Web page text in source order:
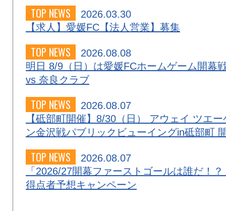
TOP NEWS
2026.03.30
【求人】愛媛FC【法人営業】募集
TOP NEWS
2026.08.08
明日 8/9（日）は愛媛FCホームゲーム開幕
vs 奈良クラブ
TOP NEWS
2026.08.07
【砥部町開催】8/30（日） アウェイ ツエー
ン金沢戦パブリックビューイングin砥部町
TOP NEWS
2026.08.07
「2026/27開幕ファーストゴールは誰だ！？
得点者予想キャンペーン